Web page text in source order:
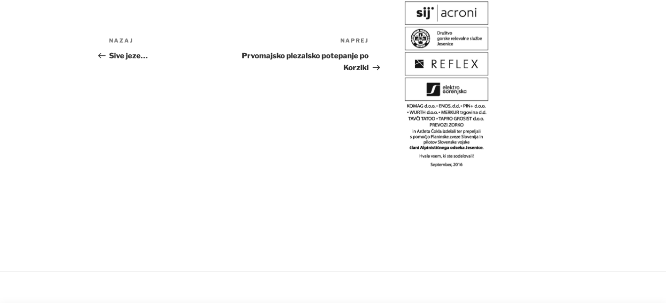
Navigacija
prispevka
Prejšnji
prispevek
NAZAJ
Sive jeze…
prispevek
NAPREJ
Prvomajsko plezalsko potepanje po
Korziki